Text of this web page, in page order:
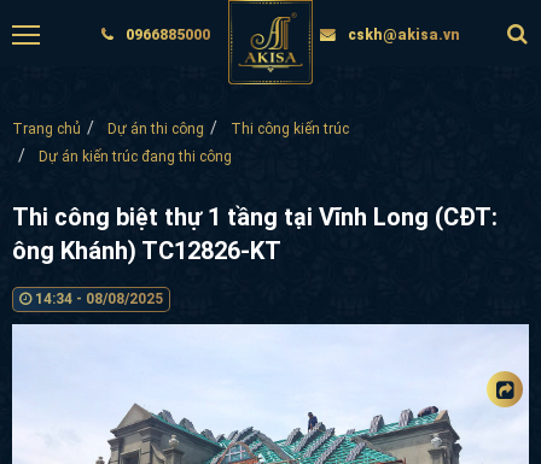
0966885000 cskh@akisa.vn
Trang chủ Dự án thi công
Thi công kiến trúc
Dự án kiến trúc đang thi công
Thi công biệt thự 1 tầng tại Vĩnh Long (CĐT:
ông Khánh) TC12826-KT
14:34 - 08/08/2025